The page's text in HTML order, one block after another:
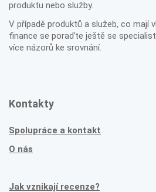
produktu nebo služby.
V případě produktů a služeb, co mají
finance se poraďte ještě se
více názorů ke srovnání.
Kontakty
Spolupráce a kontakt
O nás
Jak vznikají recenze?